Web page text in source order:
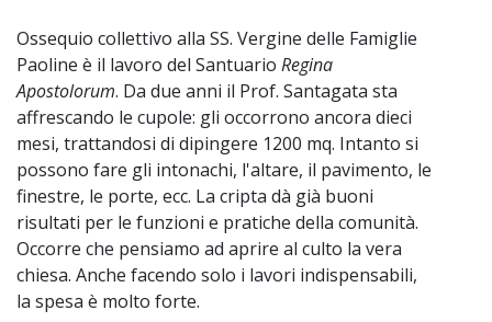
Ossequio collettivo alla SS. Vergine delle Famiglie
Paoline è il lavoro del Santuario Regina
Apostolorum. Da due anni il Prof. Santagata sta
affrescando le cupole: gli occorrono ancora dieci
mesi, trattandosi di dipingere 1200 mq. Intanto si
possono fare gli intonachi, l'altare, il pavimento, le
finestre, le porte, ecc. La cripta dà già buoni
risultati per le funzioni e pratiche della comunità.
Occorre che pensiamo ad aprire al culto la vera
chiesa. Anche facendo solo i lavori indispensabili,
la spesa è molto forte.